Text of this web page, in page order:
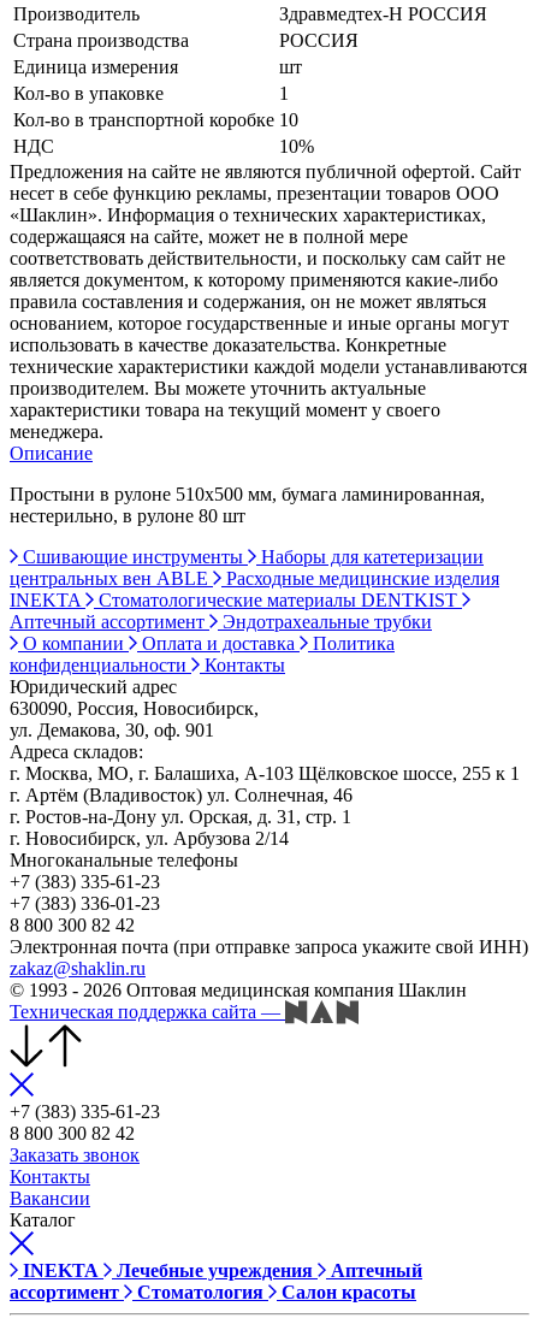
Производитель
Здравмедтех-Н РОССИЯ
Страна производства
РОССИЯ
Единица измерения
шт
Кол-во в упаковке
1
Кол-во в транспортной коробке 10
НДС
10%
Предложения на сайте не являются публичной офертой. Сайт
несет в себе функцию рекламы, презентации товаров ООО
«Шаклин». Информация о технических характеристиках,
содержащаяся на сайте, может не в полной мере
соответствовать действительности, и поскольку сам сайт не
является документом, к которому применяются какие-либо
правила составления и содержания, он не может являться
основанием, которое государственные и иные органы могут
использовать в качестве доказательства. Конкретные
технические характеристики каждой модели устанавливаются
производителем. Вы можете уточнить актуальные
характеристики товара на текущий момент у своего
менеджера.
Описание
Простыни в рулоне 510х500 мм, бумага ламинированная,
нестерильно, в рулоне 80 шт
Сшивающие инструменты
Наборы для катетеризации
центральных вен ABLE
Расходные медицинские изделия
INEKTA
Стоматологические материалы DENTKIST
Аптечный ассортимент
Эндотрахеальные трубки
О компании
Оплата и доставка
Политика
конфиденциальности
Контакты
Юридический адрес
630090, Россия, Новосибирск,
ул. Демакова, 30, оф. 901
Адреса складов:
г. Москва, МО, г. Балашиха, А-103 Щёлковское шоссе, 255 к 1
г. Артём (Владивосток) ул. Солнечная, 46
г. Ростов-на-Дону ул. Орская, д. 31, стр. 1
г. Новосибирск, ул. Арбузова 2/14
Многоканальные телефоны
+7 (383) 335-61-23
+7 (383) 336-01-23
8 800 300 82 42
Электронная почта (при отправке запроса укажите свой ИНН)
zakaz@shaklin.ru
© 1993 - 2026 Оптовая медицинская компания Шаклин
Техническая поддержка сайта —
+7 (383) 335-61-23
8 800 300 82 42
Заказать звонок
Контакты
Вакансии
Каталог
INEKTA Лечебные учреждения
Аптечный
ассортимент
Стоматология Салон красоты